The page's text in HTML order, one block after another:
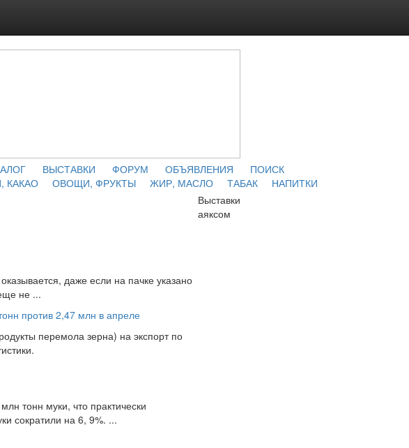
ВЫСТАВКИ ФОРУМ ОБЪЯВЛЕНИЯ
ПОИСК
КАКАО ОВОЩИ, ФРУКТЫ ЖИР, МАСЛО ТАБАК НАПИТКИ
даже если на пачке указано
не ...
против 2,47 млн в апреле
перемола зерна) на экспорт по
тонн муки, что практически
сократили на 6, 9%. ...
Выставки
аяксом